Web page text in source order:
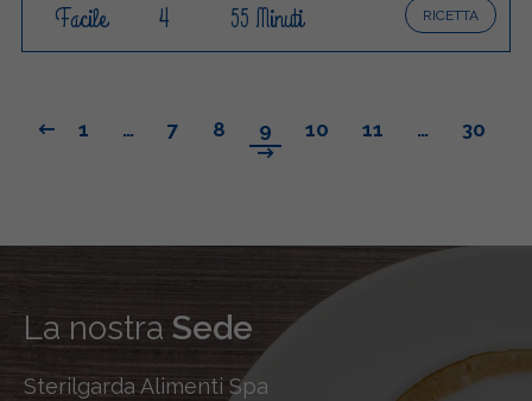
RICETTA
Facile 4 55 Minuti
1 … 7 8 9 10 11 … 30
La nostra Sede
Sterilgarda Alimenti Spa